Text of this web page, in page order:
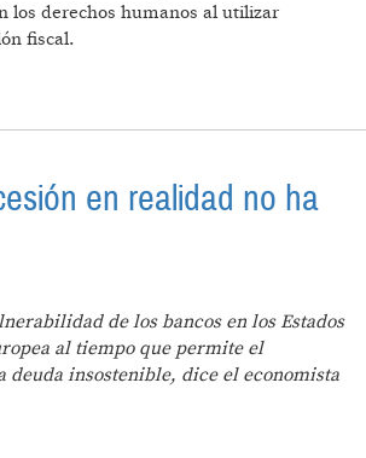
los derechos humanos al utilizar
fiscal.
DE LOS DERECHOS HUMANOS
en realidad no ha
de los bancos en los Estados
al tiempo que permite el
deuda insostenible, dice el economista